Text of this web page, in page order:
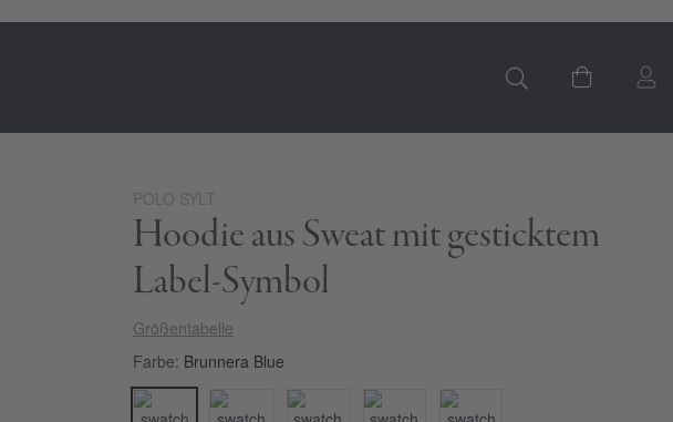
Mein
POLO SYLT
Hoodie aus Sweat mit gesticktem
Label-Symbol
Größentabelle
Farbe Brunnera Blue